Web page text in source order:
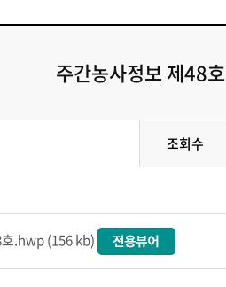
주간농사정보 제48호
조회수
.hwp (156 kb)